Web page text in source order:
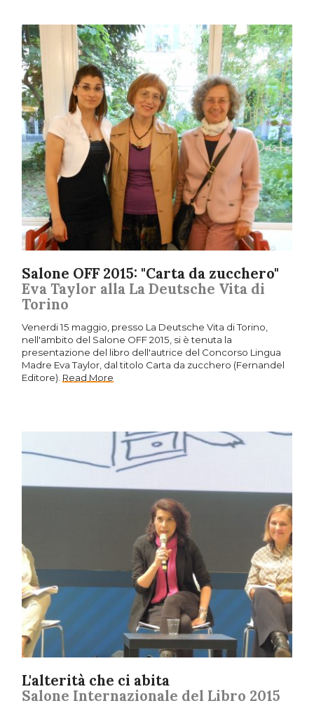
Salone OFF 2015: "Carta da zucchero"
Eva Taylor alla La Deutsche Vita di
Torino
Venerdi 15 maggio, presso La Deutsche Vita di Torino,
nell'ambito del Salone OFF 2015, si è tenuta la
presentazione del libro dell'autrice del Concorso Lingua
Madre Eva Taylor, dal titolo Carta da zucchero (Fernandel
Editore). Read More
L'alterità che ci abita
Salone Internazionale del Libro 2015